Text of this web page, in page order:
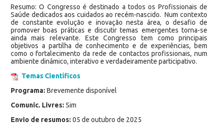
Resumo: O Congresso é destinado a todos os Profissionais de
Saúde dedicados aos cuidados ao recém-nascido. Num contexto
de constante evolução e inovação nesta área, o desafio de
promover boas práticas e discutir temas emergentes torna-se
ainda mais relevante. Este Congresso tem como principais
objetivos a partilha de conhecimento e de experiências, bem
como o fortalecimento da rede de contactos profissionais, num
ambiente dinâmico, interativo e verdadeiramente participativo.
Temas Científicos
Programa: Brevemente disponível
Comunic. Livres: Sim
Envio de resumos: 05 de outubro de 2025